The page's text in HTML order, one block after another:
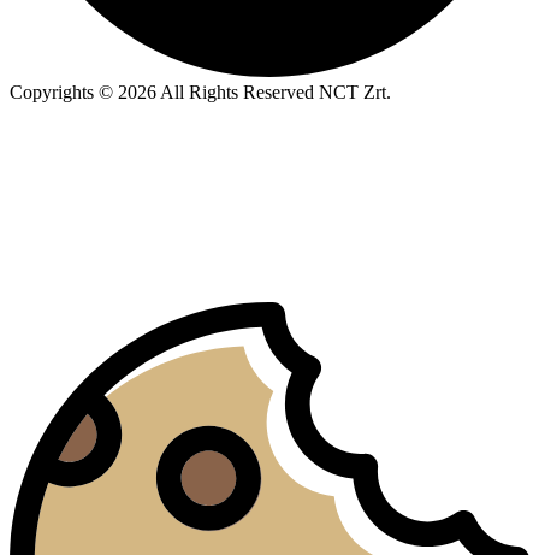
Copyrights © 2026 All Rights Reserved NCT Zrt.